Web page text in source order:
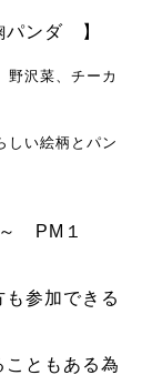
ンダ 】
野沢菜、チーカ
しい絵柄とパン
PM１
参加できる
ともある為